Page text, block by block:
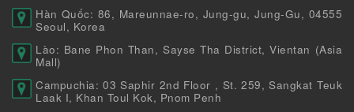
Hàn Quốc: 86, Mareunnae-ro, Jung-gu, Jung-Gu, 04555
Seoul, Korea
Lào: Bane Phon Than, Sayse Tha District, Vientan (Asia
Mall)
Campuchia: 03 Saphir 2nd Floor , St. 259, Sangkat Teuk
Laak I, Khan Toul Kok, Pnom Penh